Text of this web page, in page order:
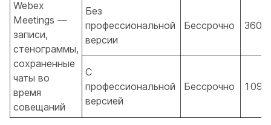
Webex
Meetings —
записи,
стенограммы,
сохраненные
чаты во
время
совещаний
Без
профессиональной
версии
Бессрочно 360
С
профессиональной
версией
Бессрочно 1095